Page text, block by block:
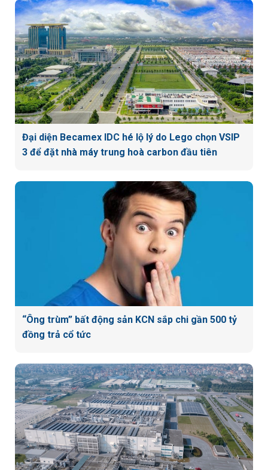
Đại diện Becamex IDC hé lộ lý do Lego chọn VSIP
3 để đặt nhà máy trung hoà carbon đầu tiên
“Ông trùm” bất động sản KCN sắp chi gần 500 tỷ
đồng trả cổ tức